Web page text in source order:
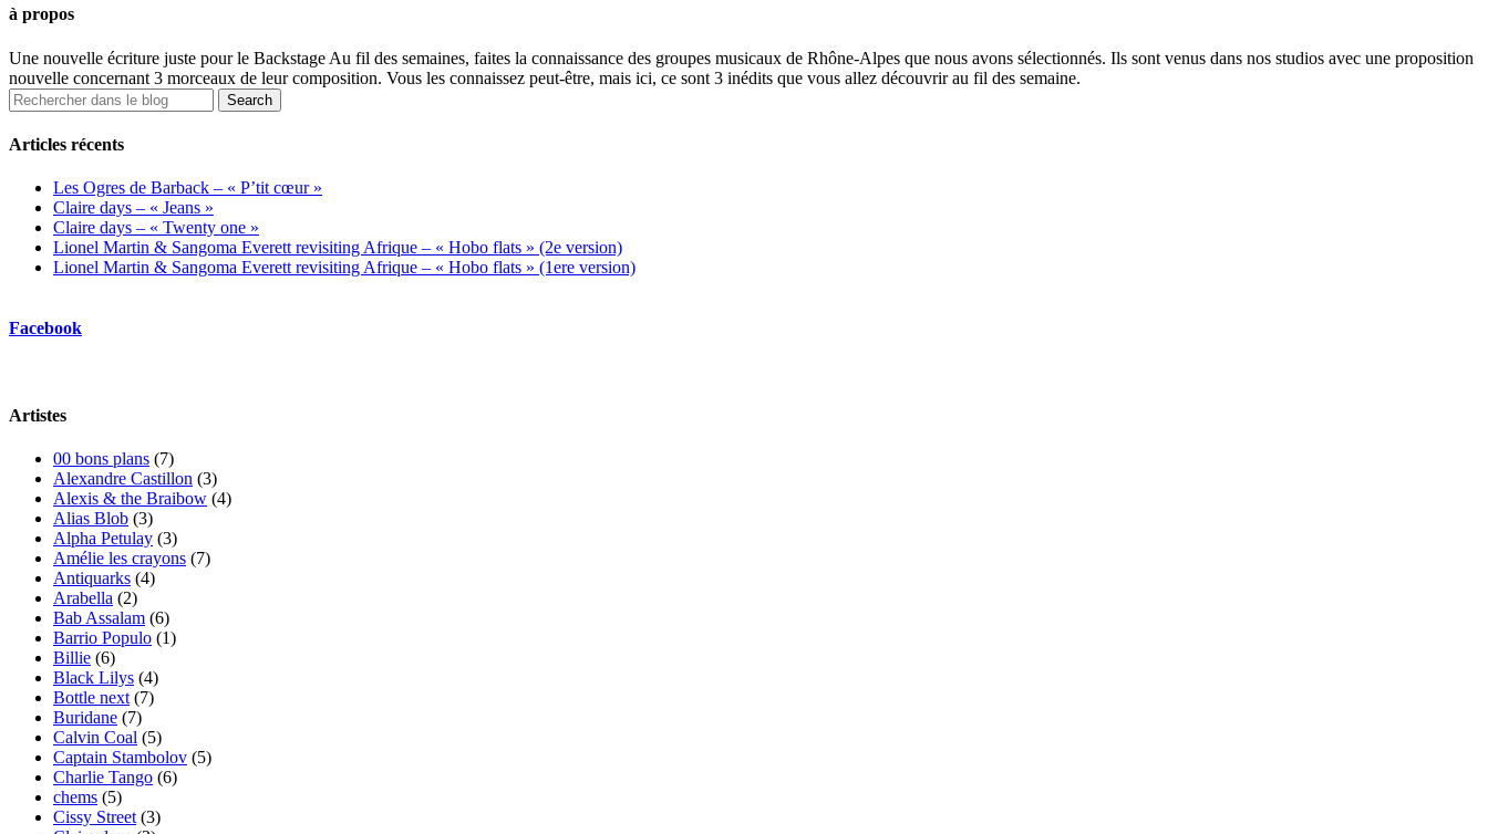
à propos
Une nouvelle écriture juste pour le Backstage Au fil des semaines, faites la connaissance des groupes musicaux de Rhône-Alpes que nous avons sélectionnés. Ils sont venus dans nos studios avec une proposition
nouvelle concernant 3 morceaux de leur composition. Vous les connaissez peut-être, mais ici, ce sont 3 inédits que vous allez découvrir au fil des semaine.
Articles récents
Les Ogres de Barback – « P’tit cœur »
Claire days – « Jeans »
Claire days – « Twenty one »
Lionel Martin & Sangoma Everett revisiting Afrique – « Hobo flats » (2e version)
Lionel Martin & Sangoma Everett revisiting Afrique – « Hobo flats » (1ere version)
Facebook
Artistes
00 bons plans (7)
Alexandre Castillon (3)
Alexis & the Braibow (4)
Alias Blob (3)
Alpha Petulay (3)
Amélie les crayons (7)
Antiquarks (4)
Arabella (2)
Bab Assalam (6)
Barrio Populo (1)
Billie (6)
Black Lilys (4)
Bottle next (7)
Buridane (7)
Calvin Coal (5)
Captain Stambolov (5)
Charlie Tango (6)
chems (5)
Cissy Street (3)